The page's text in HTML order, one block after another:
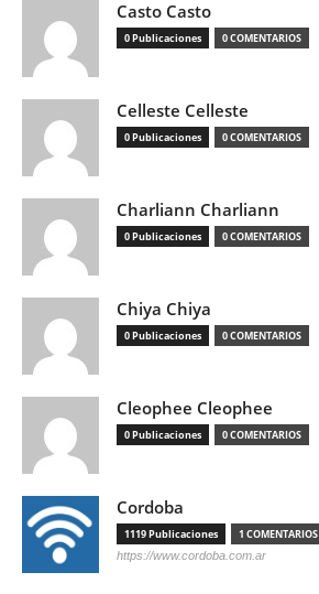
Casto Casto
0 Publicaciones 0 COMENTARIOS
Celleste Celleste
0 Publicaciones 0 COMENTARIOS
Charliann Charliann
0 Publicaciones 0 COMENTARIOS
Chiya Chiya
0 Publicaciones 0 COMENTARIOS
Cleophee Cleophee
0 Publicaciones 0 COMENTARIOS
Cordoba
1119 Publicaciones 1 COMENTARIOS
https://www.cordoba.com.ar